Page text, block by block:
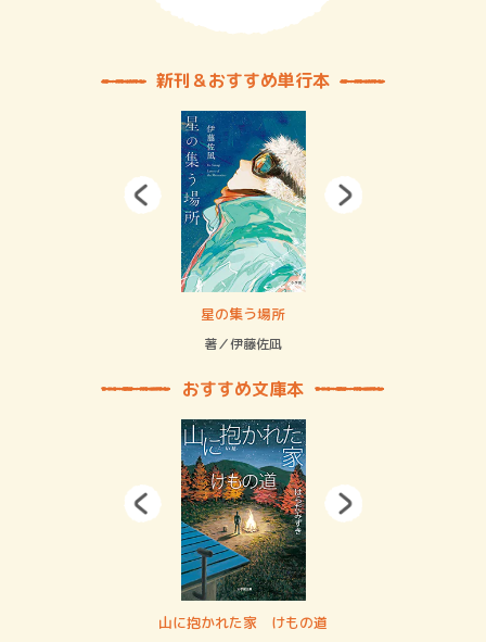
新刊＆おすすめ単行本
星の集う場所
著／伊藤佐凪
おすすめ文庫本
山に抱かれた家 けもの道